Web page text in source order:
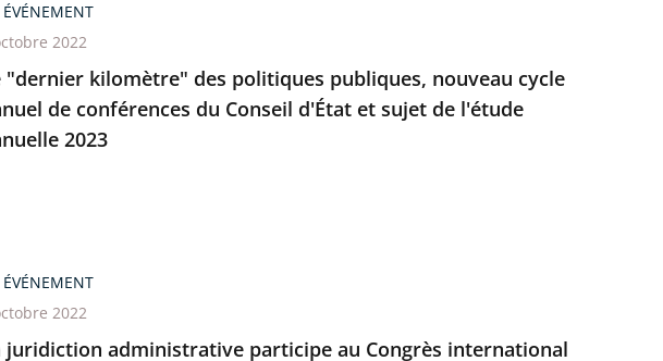
"dernier kilomètre" des politiques publiques, nouveau cycle
de conférences du Conseil d'État et sujet de l'étude
2023
ÉVÉNEMENT
2022
juridiction administrative participe au Congrès international
ÉVÉNEMENT
2022